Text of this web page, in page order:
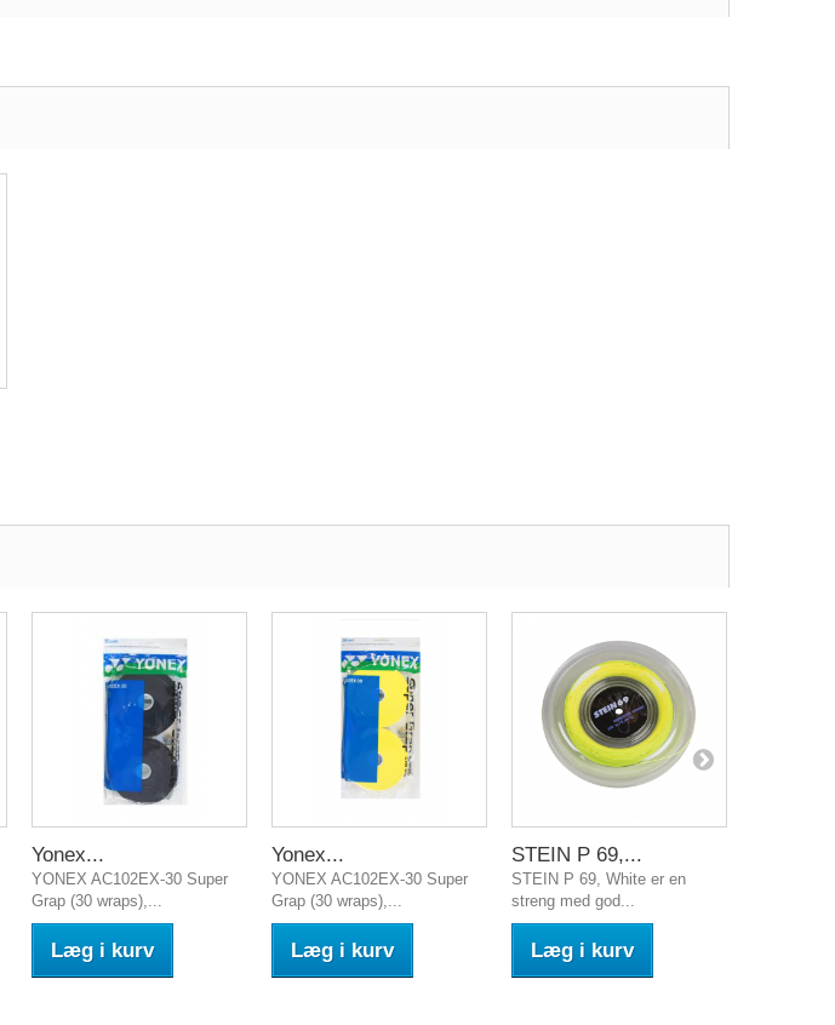
Yonex...
YONEX AC102EX-30 Super
Grap (30 wraps),...
Læg i kurv
Yonex...
YONEX AC102EX-30 Super
Grap (30 wraps),...
Læg i kurv
STEIN P 69,...
STEIN P 69, White er en
streng med god...
Læg i kurv